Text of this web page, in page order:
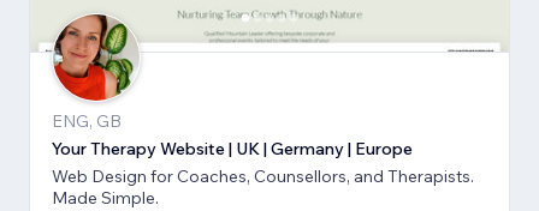
ENG, GB
Your Therapy Website | UK | Germany | Europe
Web Design for Coaches, Counsellors, and Therapists.
Made Simple.